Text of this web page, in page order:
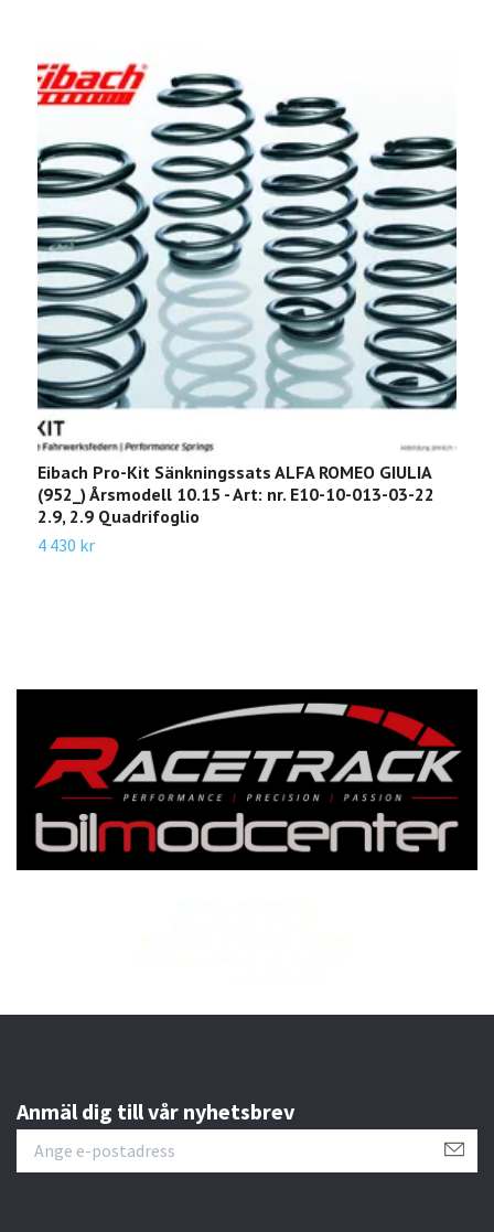
Eibach Pro-Kit Sänkningssats ALFA ROMEO GIULIA
(952_) Årsmodell 10.15 - Art: nr. E10-10-013-03-22
2.9, 2.9 Quadrifoglio
4 430 kr
Anmäl dig till vår nyhetsbrev